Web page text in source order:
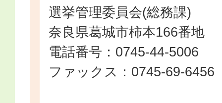
選挙管理委員会(総務課)
奈良県葛城市柿本166番地
電話番号：0745-44-5006
ファックス：0745-69-6456